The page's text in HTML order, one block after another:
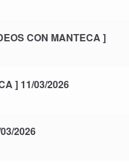
CON MANTECA ]
] 11/03/2026
2026